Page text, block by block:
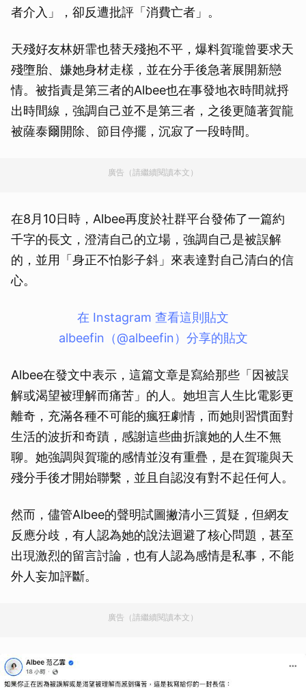
者介入」，卻反遭批評「消費亡者」。
天殘好友林妍霏也替天殘抱不平，爆料賀瓏曾要求天
殘墮胎、嫌她身材走樣，並在分手後急著展開新戀
情。被指責是第三者的Albee也在事發地衣時間就捋
出時間線，強調自己並不是第三者，之後更隨著賀龍
被薩泰爾開除、節目停擺，沉寂了一段時間。
廣告（請繼續閱讀本文）
在8月10日時，Albee再度於社群平台發佈了一篇約
千字的長文，澄清自己的立場，強調自己是被誤解
的，並用「身正不怕影子斜」來表達對自己清白的信
心。
在 Instagram 查看這則貼文
albeefin（@albeefin）分享的貼文
Albee在發文中表示，這篇文章是寫給那些「因被誤
解或渴望被理解而痛苦」的人。她坦言人生比電影更
離奇，充滿各種不可能的瘋狂劇情，而她則習慣面對
生活的波折和奇蹟，感謝這些曲折讓她的人生不無
聊。她強調與賀瓏的感情並沒有重疊，是在賀瓏與天
殘分手後才開始聯繫，並且自認沒有對不起任何人。
然而，儘管Albee的聲明試圖撇清小三質疑，但網友
反應分歧，有人認為她的說法迴避了核心問題，甚至
出現激烈的留言討論，也有人認為感情是私事，不能
外人妄加評斷。
廣告（請繼續閱讀本文）